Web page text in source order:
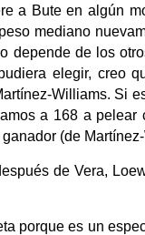
a Bute en algún
mediano
depende de los
elegir, creo
Williams. Si
a 168 a pelear
(de
de Vera,
porque es un